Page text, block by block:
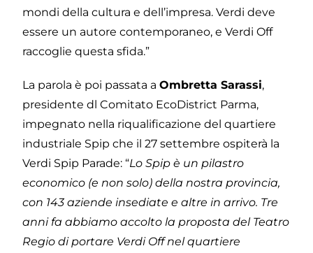
mondi della cultura e dell’impresa. Verdi deve
essere un autore contemporaneo, e Verdi Off
raccoglie questa sfida.”
La parola è poi passata aOmbretta Sarassi,
presidente dl Comitato EcoDistrict Parma,
impegnato nella riqualificazione del quartiere
industriale Spip che il 27 settembre ospiterà la
Verdi Spip Parade: “Lo Spip è un pilastro
economico (e non solo) della nostra provincia,
con 143 aziende insediate e altre in arrivo. Tre
anni fa abbiamo accolto la proposta del Teatro
Regio di portare Verdi Off nel quartiere